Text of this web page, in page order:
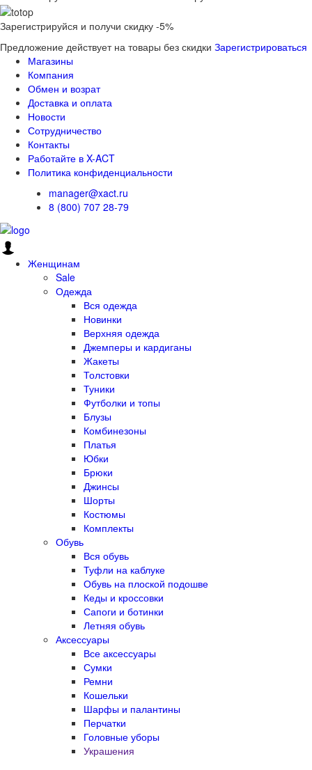
Зарегистрируйся и получи скидку -5%
Предложение действует на товары без скидки Зарегистрироваться
Магазины
Компания
Обмен и возрат
Доставка и оплата
Новости
Сотрудничество
Контакты
Работайте в X-ACT
Политика конфиденциальности
manager@xact.ru
8 (800) 707 28-79
Женщинам
Sale
Одежда
Вся одежда
Новинки
Верхняя одежда
Джемперы и кардиганы
Жакеты
Толстовки
Туники
Футболки и топы
Блузы
Комбинезоны
Платья
Юбки
Брюки
Джинсы
Шорты
Костюмы
Комплекты
Обувь
Вся обувь
Туфли на каблуке
Обувь на плоской подошве
Кеды и кроссовки
Сапоги и ботинки
Летняя обувь
Аксессуары
Все аксессуары
Сумки
Ремни
Кошельки
Шарфы и палантины
Перчатки
Головные уборы
Украшения